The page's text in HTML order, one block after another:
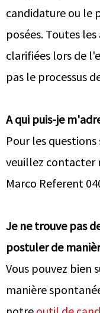
candidature ou le
posées. Toutes
clarifiées lors de
pas le processus
A qui puis-je
Pour les
veuillez contacter
Marco Referent
Je ne trouve pas
postuler de
Vous pouvez bien
manière